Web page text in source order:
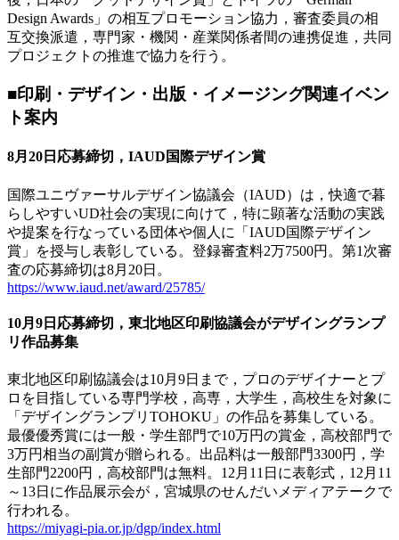
Design Awards」の相互プロモーション協力，審査委員の相
互交換派遣，専門家・機関・産業関係者間の連携促進，共同
プロジェクトの推進で協力を行う。
■印刷・デザイン・出版・イメージング関連イベン
ト案内
8月20日応募締切，IAUD国際デザイン賞
国際ユニヴァーサルデザイン協議会（IAUD）は，快適で暮
らしやすいUD社会の実現に向けて，特に顕著な活動の実践
や提案を行なっている団体や個人に「IAUD国際デザイン
賞」を授与し表彰している。登録審査料2万7500円。第1次審
査の応募締切は8月20日。
https://www.iaud.net/award/25785/
10月9日応募締切，東北地区印刷協議会がデザイングランプ
リ作品募集
東北地区印刷協議会は10月9日まで，プロのデザイナーとプ
ロを目指している専門学校，高専，大学生，高校生を対象に
「デザイングランプリTOHOKU」の作品を募集している。
最優優秀賞には一般・学生部門で10万円の賞金，高校部門で
3万円相当の副賞が贈られる。出品料は一般部門3300円，学
生部門2200円，高校部門は無料。12月11日に表彰式，12月11
～13日に作品展示会が，宮城県のせんだいメディアテークで
行われる。
https://miyagi-pia.or.jp/dgp/index.html